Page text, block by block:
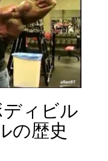
ィビル
の歴史